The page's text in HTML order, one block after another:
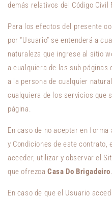
demás relativos del Código Civil
Para los efectos del presente
por “Usuario” se entenderá a
naturaleza que ingrese al sitio
a cualquiera de las sub páginas
a la persona de cualquier
cualquiera de los servicios que
página.
En caso de no aceptar en
y Condiciones de este contrato,
acceder, utilizar y observar el
que ofrezcaCasa Do Brigadeiro.
En caso de que el Usuario